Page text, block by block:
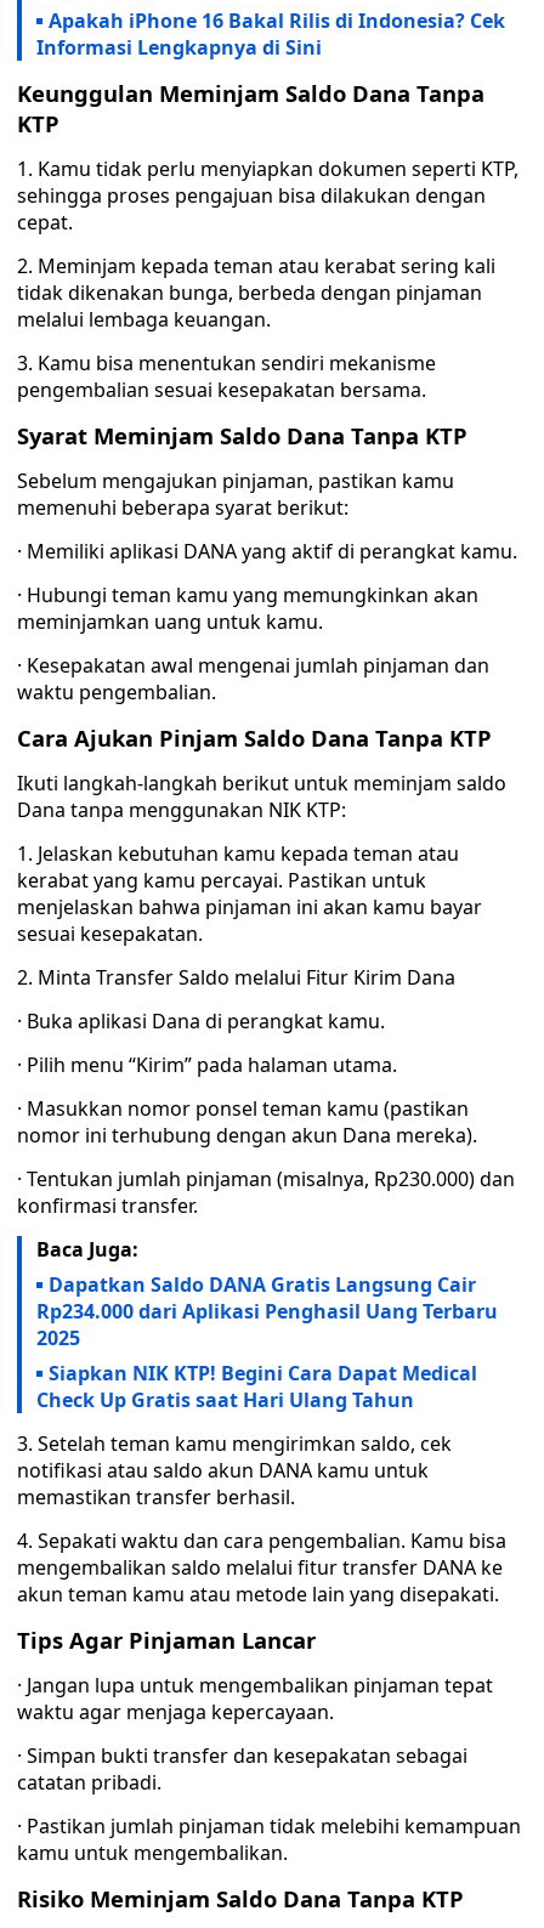
Apakah iPhone 16 Bakal Rilis di Indonesia? Cek
Informasi Lengkapnya di Sini
Keunggulan Meminjam Saldo Dana Tanpa
KTP
1. Kamu tidak perlu menyiapkan dokumen seperti KTP,
sehingga proses pengajuan bisa dilakukan dengan
cepat.
2. Meminjam kepada teman atau kerabat sering kali
tidak dikenakan bunga, berbeda dengan pinjaman
melalui lembaga keuangan.
3. Kamu bisa menentukan sendiri mekanisme
pengembalian sesuai kesepakatan bersama.
Syarat Meminjam Saldo Dana Tanpa KTP
Sebelum mengajukan pinjaman, pastikan kamu
memenuhi beberapa syarat berikut:
· Memiliki aplikasi DANA yang aktif di perangkat kamu.
· Hubungi teman kamu yang memungkinkan akan
meminjamkan uang untuk kamu.
· Kesepakatan awal mengenai jumlah pinjaman dan
waktu pengembalian.
Cara Ajukan Pinjam Saldo Dana Tanpa KTP
Ikuti langkah-langkah berikut untuk meminjam saldo
Dana tanpa menggunakan NIK KTP:
1. Jelaskan kebutuhan kamu kepada teman atau
kerabat yang kamu percayai. Pastikan untuk
menjelaskan bahwa pinjaman ini akan kamu bayar
sesuai kesepakatan.
2. Minta Transfer Saldo melalui Fitur Kirim Dana
· Buka aplikasi Dana di perangkat kamu.
· Pilih menu “Kirim” pada halaman utama.
· Masukkan nomor ponsel teman kamu (pastikan
nomor ini terhubung dengan akun Dana mereka).
· Tentukan jumlah pinjaman (misalnya, Rp230.000) dan
konfirmasi transfer.
Baca Juga:
Dapatkan Saldo DANA Gratis Langsung Cair
Rp234.000 dari Aplikasi Penghasil Uang Terbaru
2025
Siapkan NIK KTP! Begini Cara Dapat Medical
Check Up Gratis saat Hari Ulang Tahun
3. Setelah teman kamu mengirimkan saldo, cek
notifikasi atau saldo akun DANA kamu untuk
memastikan transfer berhasil.
4. Sepakati waktu dan cara pengembalian. Kamu bisa
mengembalikan saldo melalui fitur transfer DANA ke
akun teman kamu atau metode lain yang disepakati.
Tips Agar Pinjaman Lancar
· Jangan lupa untuk mengembalikan pinjaman tepat
waktu agar menjaga kepercayaan.
· Simpan bukti transfer dan kesepakatan sebagai
catatan pribadi.
· Pastikan jumlah pinjaman tidak melebihi kemampuan
kamu untuk mengembalikan.
Risiko Meminjam Saldo Dana Tanpa KTP